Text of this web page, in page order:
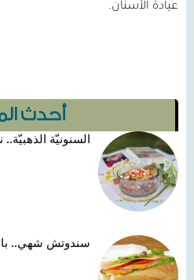
أحدث
السنونيّة الذهبيّة..
سندوتش شهي..
عيادة الأسنان.